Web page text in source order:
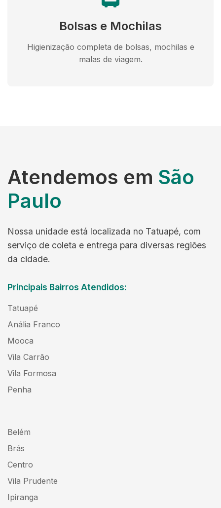
Bolsas e Mochilas
Higienização completa de bolsas, mochilas e
malas de viagem.
Atendemos em São
Paulo
Nossa unidade está localizada no Tatuapé, com
serviço de coleta e entrega para diversas regiões
da cidade.
Principais Bairros Atendidos:
Tatuapé
Anália Franco
Mooca
Vila Carrão
Vila Formosa
Penha
Belém
Brás
Centro
Vila Prudente
Ipiranga